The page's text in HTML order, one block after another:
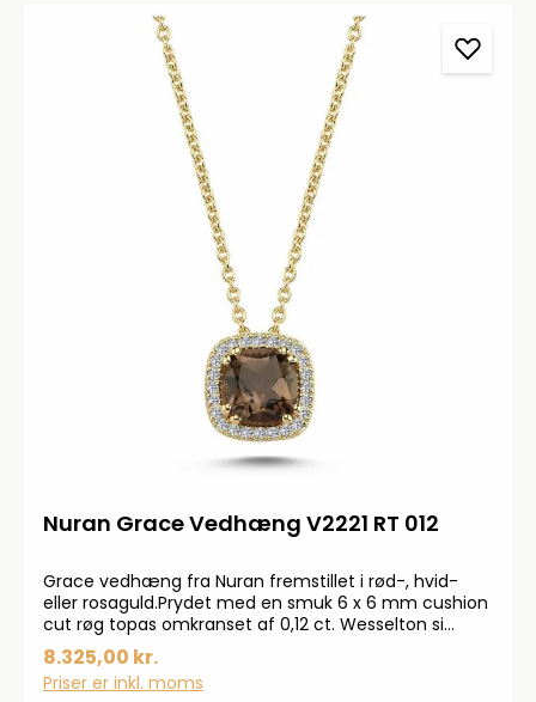
Nuran Grace Vedhæng V2221 RT 012
Grace vedhæng fra Nuran fremstillet i rød-, hvid-
eller rosaguld.Prydet med en smuk 6 x 6 mm cushion
cut røg topas omkranset af 0,12 ct. Wesselton si
brillanter.OBS! Kæde medfølger ikke.Smykkerne
produceres på bestilling, forvent derfor en
leveringstid på op til 14 dageHar du specielle ønsker,
8.325,00 kr.
Priser er inkl. moms